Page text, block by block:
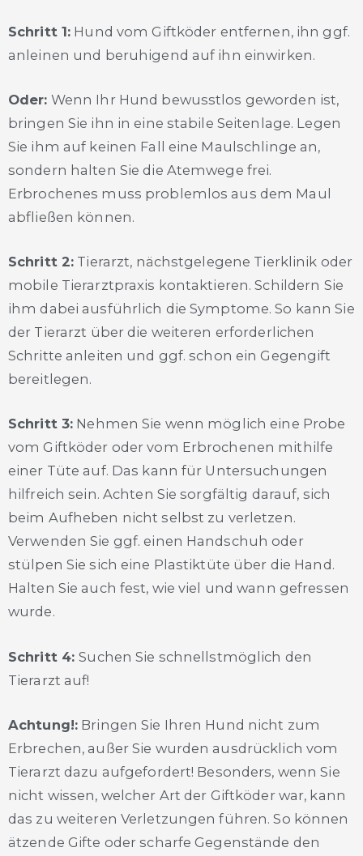
Schritt 1: Hund vom Giftköder entfernen, ihn ggf.
anleinen und beruhigend auf ihn einwirken.
Oder: Wenn Ihr Hund bewusstlos geworden ist,
bringen Sie ihn in eine stabile Seitenlage. Legen
Sie ihm auf keinen Fall eine Maulschlinge an,
sondern halten Sie die Atemwege frei.
Erbrochenes muss problemlos aus dem Maul
abfließen können.
Schritt 2: Tierarzt, nächstgelegene Tierklinik oder
mobile Tierarztpraxis kontaktieren. Schildern Sie
ihm dabei ausführlich die Symptome. So kann Sie
der Tierarzt über die weiteren erforderlichen
Schritte anleiten und ggf. schon ein Gegengift
bereitlegen.
Schritt 3: Nehmen Sie wenn möglich eine Probe
vom Giftköder oder vom Erbrochenen mithilfe
einer Tüte auf. Das kann für Untersuchungen
hilfreich sein. Achten Sie sorgfältig darauf, sich
beim Aufheben nicht selbst zu verletzen.
Verwenden Sie ggf. einen Handschuh oder
stülpen Sie sich eine Plastiktüte über die Hand.
Halten Sie auch fest, wie viel und wann gefressen
wurde.
Schritt 4:Suchen Sie schnellstmöglich den
Tierarzt auf!
Achtung!: Bringen Sie Ihren Hund nicht zum
Erbrechen, außer Sie wurden ausdrücklich vom
Tierarzt dazu aufgefordert! Besonders, wenn Sie
nicht wissen, welcher Art der Giftköder war, kann
das zu weiteren Verletzungen führen. So können
ätzende Gifte oder scharfe Gegenstände den